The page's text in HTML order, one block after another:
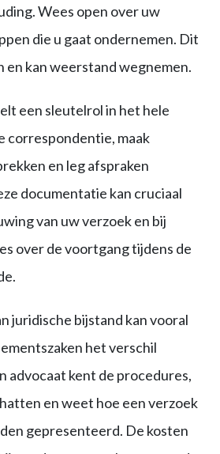
Wees open over uw
die u gaat ondernemen. Dit
kan weerstand wegnemen.
een sleutelrol in het hele
correspondentie, maak
en leg afspraken
documentatie kan cruciaal
van uw verzoek en bij
over de voortgang tijdens de
juridische bijstand kan vooral
het verschil
advocaat kent de procedures,
en weet hoe een verzoek
gepresenteerd. De kosten